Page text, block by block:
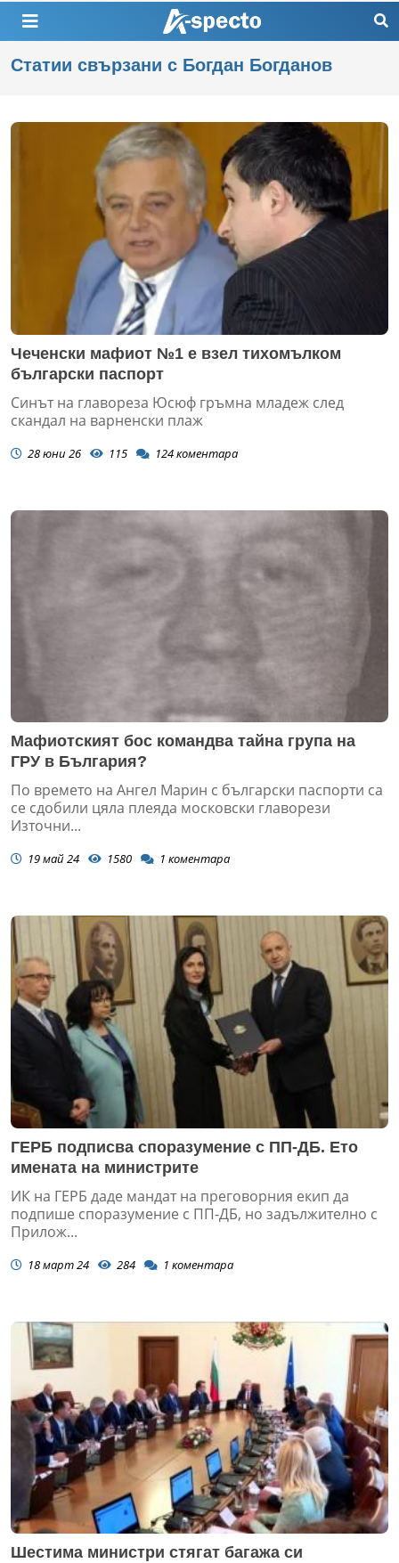
Статии свързани с Богдан Богданов
Чеченски мафиот №1 е взел тихомълком
български паспорт
Синът на главореза Юсюф гръмна младеж след
скандал на варненски плаж
28 юни 26 115 124коментара
Мафиотският бос командва тайна група на
ГРУ в България?
По времето на Ангел Марин с български паспорти са
се сдобили цяла плеяда московски главорези
Източни...
19 май 24 1580 1 коментара
ГЕРБ подписва споразумение с ПП-ДБ. Ето
имената на министрите
ИК на ГЕРБ даде мандат на преговорния екип да
подпише споразумение с ПП-ДБ, но задължително с
Прилож...
18 март 24 284 1 коментара
Шестима министри стягат багажа си